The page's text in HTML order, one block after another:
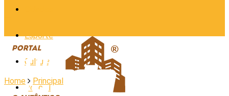
Esporte
Cultura
Policial
Home Principal